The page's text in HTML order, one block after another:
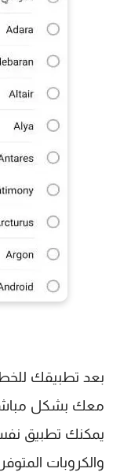
بعد تطبيقك
معك بشكل
يمكنك تطبيق
والكروبات